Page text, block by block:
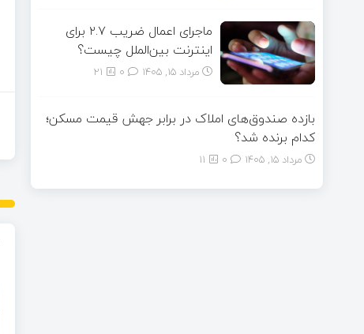
ماجرای اعمال ضریب ۲.۷ برای
اینترنت بین‌الملل چیست؟
مرداد ۱۵, ۱۴۰۵ 21
بازده صندوق‌های املاک در برابر جهش قیمت مسکن؛
کدام برنده شد؟
مرداد ۱۵, ۱۴۰۵ 11